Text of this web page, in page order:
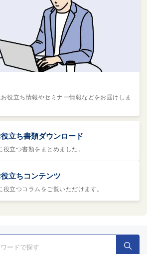
役立ち情報やセミナー情報などをお届けしま
立ち書類ダウンロード
役立つ書類をまとめました。
立ちコンテンツ
役立つコラムをご覧いただけます。